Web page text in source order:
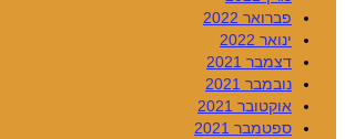
פברואר 2022
ינואר 2022
דצמבר 2021
נובמבר 2021
אוקטובר 2021
ספטמבר 2021